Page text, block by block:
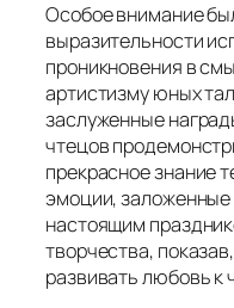
Особое внимание
выразительности
проникновения в
артистизму юных
заслуженные
чтецов
прекрасное знание
эмоции, заложенные
настоящим
творчества,
развивать любовь к